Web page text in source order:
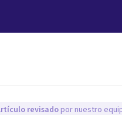
revisado por nuestro